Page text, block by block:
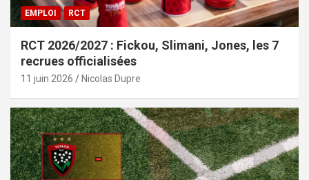
EMPLOI RCT
RCT 2026/2027 : Fickou, Slimani, Jones, les 7
recrues officialisées
11 juin 2026 Nicolas Dupre